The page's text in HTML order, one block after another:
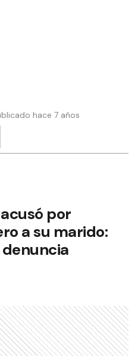
hace 7 años
por
a su marido: